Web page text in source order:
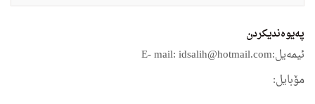
په‌یوه‌ندیكردن
ئیمه‌یل:E- mail: idsalih@hotmail.com
مۆبایل: